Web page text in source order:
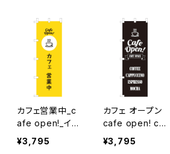
カフェ営業中_c
afe open!_イエ
ロー のぼり旗
¥3,795
カフェ オープン
cafe open! co
zy space_黒
のぼり旗
¥3,795